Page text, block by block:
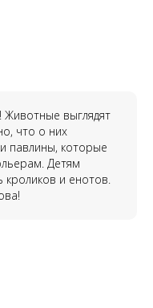
выглядят
что о них
павлины, которые
Детям
и енотов.